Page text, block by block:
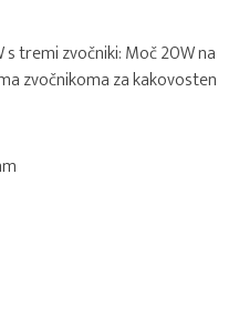
tremi zvočniki: Moč 20W na
zvočnikoma za kakovosten